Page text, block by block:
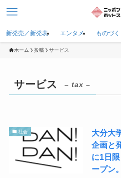
新発売／新発表 エンタメ ものづ
ホーム 投稿 サービス
サービス – tax –
社会
大分大
企画と
に1日
ープン。